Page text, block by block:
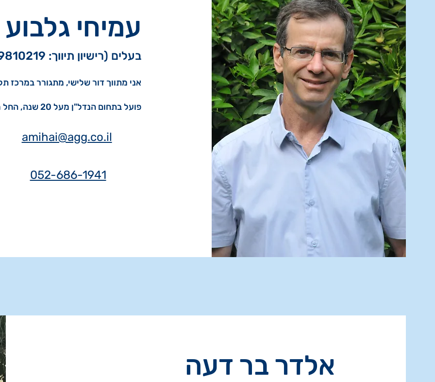
עמיחי גלבוע
בעלים (רישיון תיווך: 39810219)
אני מתווך דור שלישי, מתגורר במרכז
פועל בתחום הנדל"ן מעל 20 שנה, החל משנת 2002.
amihai@agg.co.il
052-686-1941
אלדר בר דעה